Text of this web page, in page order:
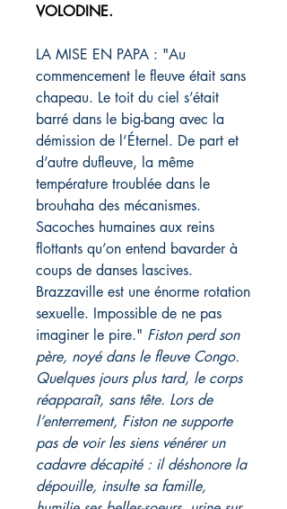
VOLODINE.
LA MISE EN PAPA : "Au
commencement le fleuve était sans
chapeau. Le toit du ciel s’était
barré dans le big-bang avec la
démission de l’Éternel. De part et
d’autre dufleuve, la même
température troublée dans le
brouhaha des mécanismes.
Sacoches humaines aux reins
flottants qu’on entend bavarder à
coups de danses lascives.
Brazzaville est une énorme rotation
sexuelle. Impossible de ne pas
imaginer le pire." Fiston perd son
père, noyé dans le fleuve Congo.
Quelques jours plus tard, le corps
réapparaît, sans tête. Lors de
l’enterrement, Fiston ne supporte
pas de voir les siens vénérer un
cadavre décapité : il déshonore la
dépouille, insulte sa famille,